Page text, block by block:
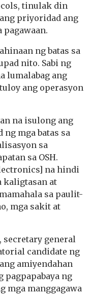
tinulak din
priyoridad ang
pagawaan.
ng batas sa
nito. Sabi ng
lumalabag ang
ang operasyon
na isulong ang
mga batas sa
sa
sa OSH.
na hindi
kaligtasan at
sa paulit-
mga sakit at
, secretary general
candidate ng
amiyendahan
pagpapabaya ng
mga manggagawa